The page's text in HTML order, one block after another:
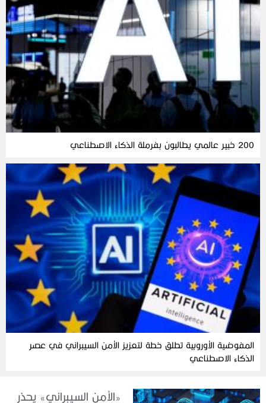
200 خبير عالمي يطالبون بفرملة الذكاء الاصطناعي
المفوضية الأوروبية تطلق خطة لتعزيز الأمن السيبراني في عصر
الذكاء الاصطناعي
«الأمن السيبراني» يحذر